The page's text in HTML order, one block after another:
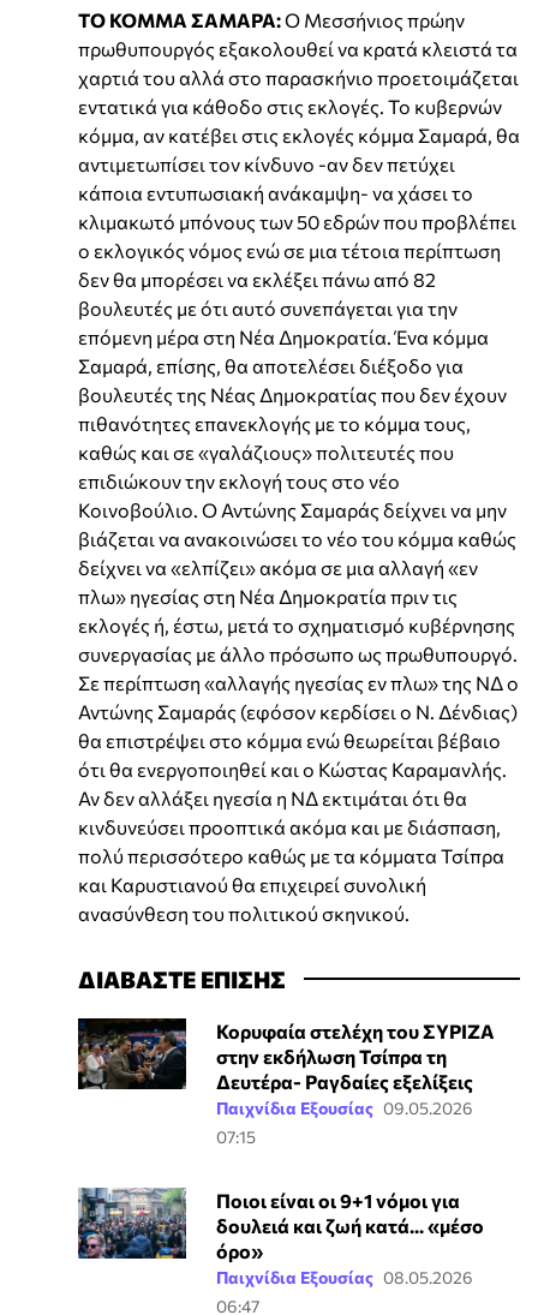
ΤΟ ΚΟΜΜΑ ΣΑΜΑΡΑ:Ο Μεσσήνιος πρώην
πρωθυπουργός εξακολουθεί να κρατά κλειστά τα
χαρτιά του αλλά στο παρασκήνιο προετοιμάζεται
εντατικά για κάθοδο στις εκλογές. Το κυβερνών
κόμμα, αν κατέβει στις εκλογές κόμμα Σαμαρά, θα
αντιμετωπίσει τον κίνδυνο -αν δεν πετύχει
κάποια εντυπωσιακή ανάκαμψη- να χάσει το
κλιμακωτό μπόνους των 50 εδρών που προβλέπει
ο εκλογικός νόμος ενώ σε μια τέτοια περίπτωση
δεν θα μπορέσει να εκλέξει πάνω από 82
βουλευτές με ότι αυτό συνεπάγεται για την
επόμενη μέρα στη Νέα Δημοκρατία. Ένα κόμμα
Σαμαρά, επίσης, θα αποτελέσει διέξοδο για
βουλευτές της Νέας Δημοκρατίας που δεν έχουν
πιθανότητες επανεκλογής με το κόμμα τους,
καθώς και σε «γαλάζιους» πολιτευτές που
επιδιώκουν την εκλογή τους στο νέο
Κοινοβούλιο. Ο Αντώνης Σαμαράς δείχνει να μην
βιάζεται να ανακοινώσει το νέο του κόμμα καθώς
δείχνει να «ελπίζει» ακόμα σε μια αλλαγή «εν
πλω» ηγεσίας στη Νέα Δημοκρατία πριν τις
εκλογές ή, έστω, μετά το σχηματισμό κυβέρνησης
συνεργασίας με άλλο πρόσωπο ως πρωθυπουργό.
Σε περίπτωση «αλλαγής ηγεσίας εν πλω» της ΝΔ ο
Αντώνης Σαμαράς (εφόσον κερδίσει ο Ν. Δένδιας)
θα επιστρέψει στο κόμμα ενώ θεωρείται βέβαιο
ότι θα ενεργοποιηθεί και ο Κώστας Καραμανλής.
Αν δεν αλλάξει ηγεσία η ΝΔ εκτιμάται ότι θα
κινδυνεύσει προοπτικά ακόμα και με διάσπαση,
πολύ περισσότερο καθώς με τα κόμματα Τσίπρα
και Καρυστιανού θα επιχειρεί συνολική
ανασύνθεση του πολιτικού σκηνικού.
ΔΙΑΒΑΣΤΕ ΕΠΙΣΗΣ
Κορυφαία στελέχη του ΣΥΡΙΖΑ
στην εκδήλωση Τσίπρα τη
Δευτέρα- Ραγδαίες εξελίξεις
Παιχνίδια Εξουσίας 09.05.2026
07:15
Ποιοι είναι οι 9+1 νόμοι για
δουλειά και ζωή κατά... «μέσο
όρο»
Παιχνίδια Εξουσίας 08.05.2026
06:47